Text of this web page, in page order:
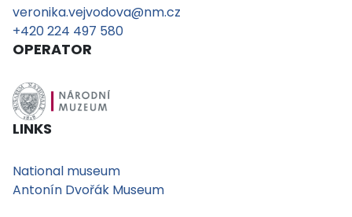
veronika.vejvodova@nm.cz
+420 224 497 580
OPERATOR
LINKS
National museum
Antonín Dvořák Museum